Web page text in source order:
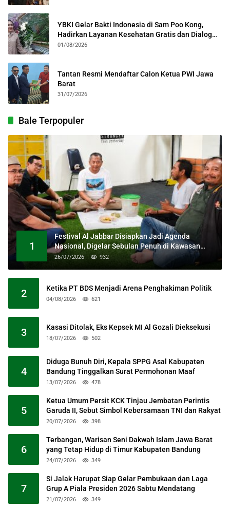
YBKI Gelar Bakti Indonesia di Sam Poo Kong,
Hadirkan Layanan Kesehatan Gratis dan Dialog
Kebangsaan
01/08/2026
Tantan Resmi Mendaftar Calon Ketua PWI Jawa
Barat
31/07/2026
Bale Terpopuler
1
Festival Al Jabbar Disiapkan Jadi Agenda
Nasional, Digelar Sebulan Penuh di Kawasan
Masjid Raya Al Jabbar
26/07/2026 932
2 Ketika PT BDS Menjadi Arena Penghakiman Politik
04/08/2026 621
3 Kasasi Ditolak, Eks Kepsek MI Al Gozali Dieksekusi
18/07/2026 502
4
Diduga Bunuh Diri, Kepala SPPG Asal Kabupaten
Bandung Tinggalkan Surat Permohonan Maaf
13/07/2026 478
5
Ketua Umum Persit KCK Tinjau Jembatan Perintis
Garuda II, Sebut Simbol Kebersamaan TNI dan Rakyat
20/07/2026 398
6
Terbangan, Warisan Seni Dakwah Islam Jawa Barat
yang Tetap Hidup di Timur Kabupaten Bandung
24/07/2026 349
7
Si Jalak Harupat Siap Gelar Pembukaan dan Laga
Grup A Piala Presiden 2026 Sabtu Mendatang
21/07/2026 349